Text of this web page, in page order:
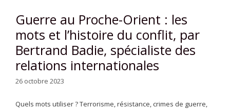
Guerre au Proche-Orient : les
mots et l’histoire du conflit, par
Bertrand Badie, spécialiste des
relations internationales
26 octobre 2023
Quels mots utiliser ? Terrorisme, résistance, crimes de guerre,